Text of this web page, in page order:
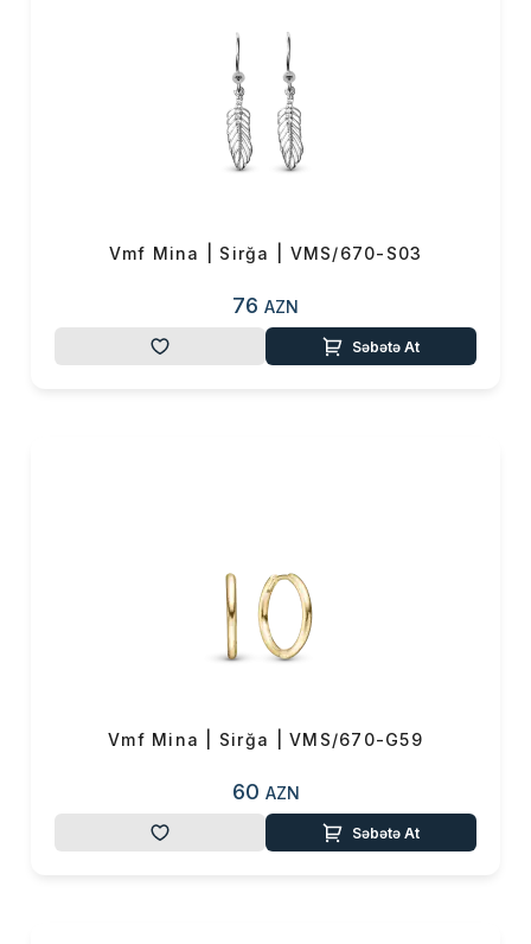
Vmf Mina | Sirğa | VMS/670-S03
76 AZN
Səbətə At
Vmf Mina | Sirğa | VMS/670-G59
60 AZN
Səbətə At